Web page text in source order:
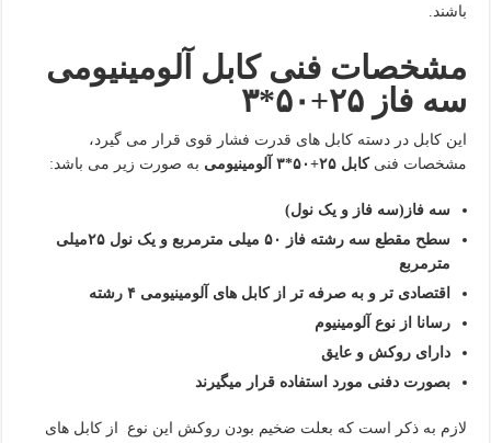
باشند.
مشخصات فنی کابل آلومینیومی
سه فاز ۲۵+۵۰*۳
این کابل در دسته کابل های قدرت فشار قوی قرار می گیرد،
مشخصات فنیکابل ۲۵+۵۰*۳ آلومینیومی به صورت زیر می باشد:
سه فاز(سه فاز و یک نول)
سطح مقطع سه رشته فاز ۵۰ میلی مترمربع و یک نول ۲۵میلی
مترمربع
اقتصادی تر و به صرفه تر از کابل های آلومینیومی ۴ رشته
رسانا از نوع آلومینیوم
دارای روکش و عایق
بصورت دفنی مورد استفاده قرار میگیرند
لازم به ذکر است که بعلت ضخیم بودن روکش این نوع از کابل های